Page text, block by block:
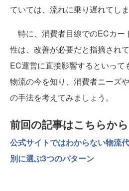
ていては、流れに乗り遅れてし
特に、消費者目線でのECカー
性は、改善が必要だと指摘され
EC運営に直接影響するといって
物流の今を知り、消費者ニーズ
の手法を考えてみましょう。
前回の記事はこちらから
公式サイトではわからない物流
別に選ぶ3つのパターン